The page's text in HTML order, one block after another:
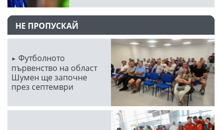
НЕ ПРОПУСКАЙ
Футболното
първенство на област
Шумен ще започне
през септември